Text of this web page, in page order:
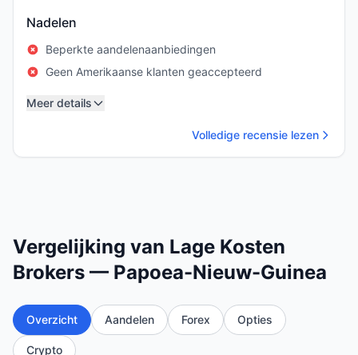
Nadelen
Beperkte aandelenaanbiedingen
Geen Amerikaanse klanten geaccepteerd
Meer details
Volledige recensie lezen
Vergelijking van Lage Kosten
Brokers — Papoea-Nieuw-Guinea
Overzicht Aandelen Forex Opties
Crypto